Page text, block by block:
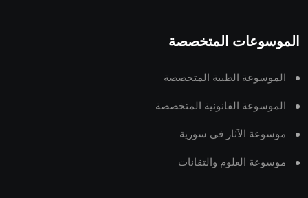
الموسوعات المتخصصة
الموسوعة الطبية المتخصصة
الموسوعة القانونية المتخصصة
موسوعة الآثار في سورية
موسوعة العلوم والتقانات